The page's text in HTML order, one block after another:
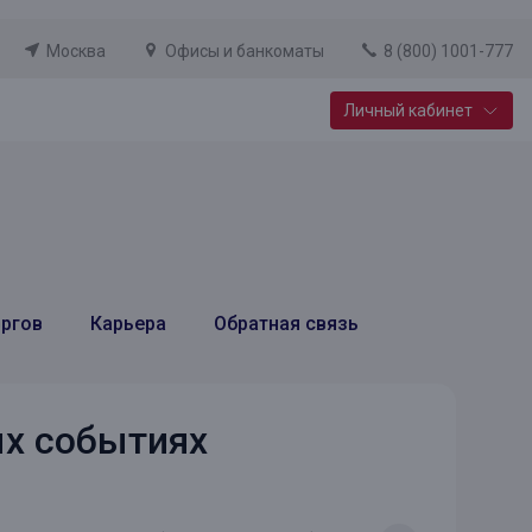
Москва Офисы и банкоматы 8 (800) 1001-777
Личный кабинет
Карьера Обратная связь
событиях